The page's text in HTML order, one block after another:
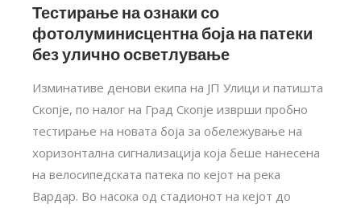
Тестирање на ознаки со
фотолуминисцентна боја на патеки
без улично осветлување
Изминативе денови екипа на ЈП Улици и патишта
Скопје, по налог на Град Скопје изврши пробно
тестирање на новата боја за обележување на
хоризонтална сигнализација која беше нанесена
на велосипедската патека по кејот на река
Вардар. Во насока од стадионот на кејот до